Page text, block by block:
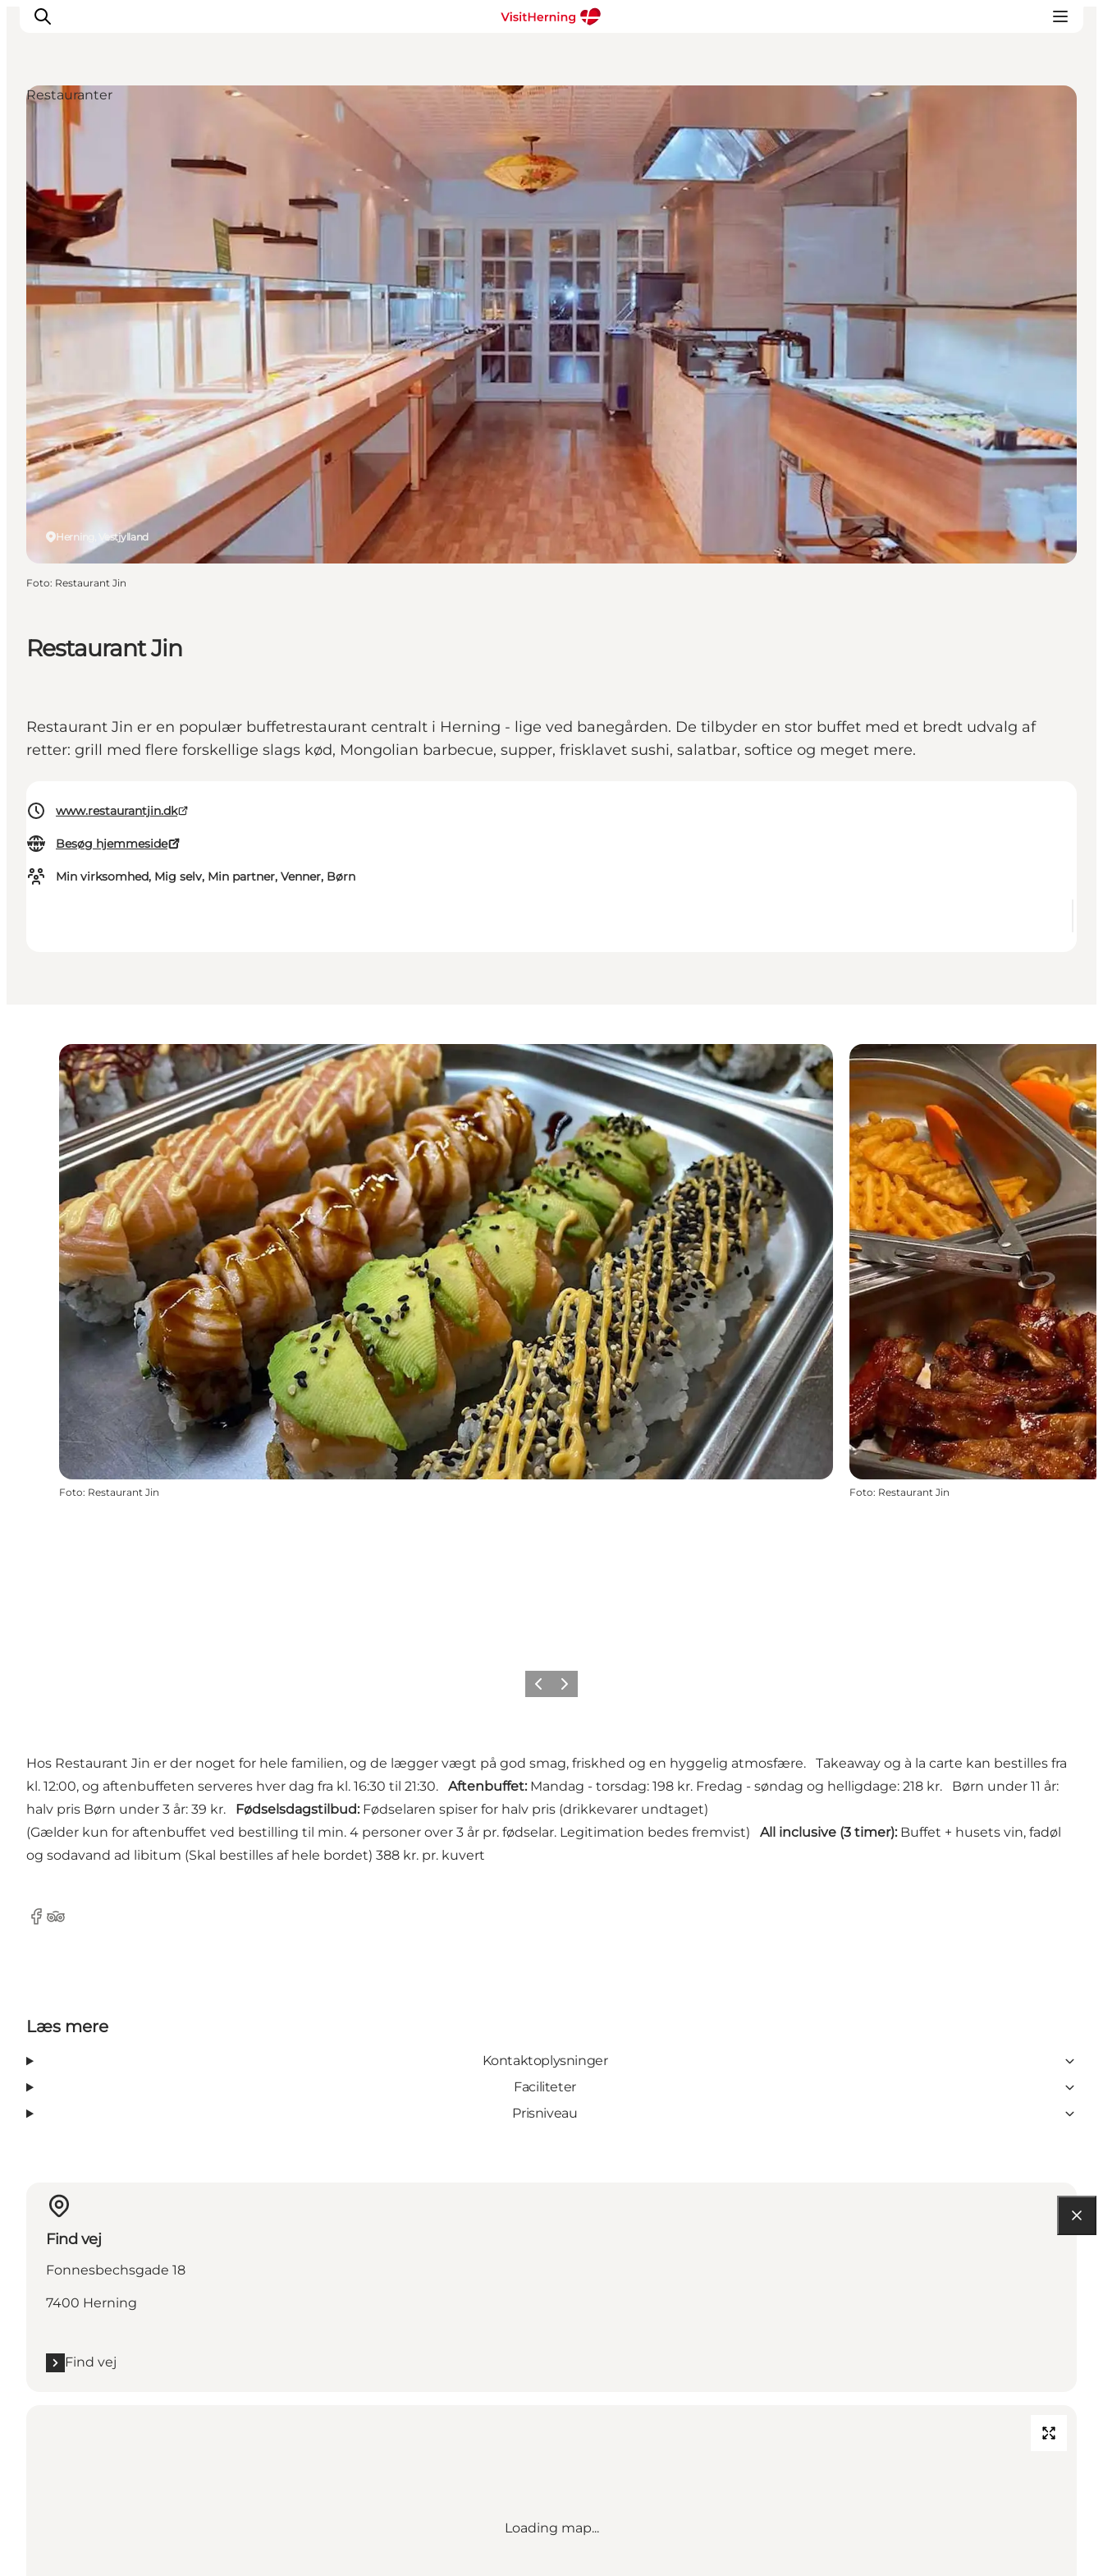
Det sker
Spis, drik og shop
Kunstlandet
Se og oplev
Find vej
Sov godt
Book overnatning
Restaurant Jin
Restaurant Jin er en populær buffetrestaurant centralt i Herning - lige ved banegården. De tilbyder en stor buffet med et bredt udvalg af
retter: grill med flere forskellige slags kød, Mongolian barbecue, supper, frisklavet sushi, salatbar, softice og meget mere.
www.restaurantjin.dk
Besøg hjemmeside
Min virksomhed, Mig selv, Min partner, Venner, Børn
Herning, Vestjylland
Restauranter
Foto: Restaurant Jin
Foto: Restaurant Jin Foto: Restaurant Jin
Forrige billede
Næste billede
Hos Restaurant Jin er der noget for hele familien, og de lægger vægt på god smag, friskhed og en hyggelig atmosfære. Takeaway og à la carte kan bestilles fra
kl. 12:00, og aftenbuffeten serveres hver dag fra kl. 16:30 til 21:30. Aftenbuffet: Mandag - torsdag: 198 kr. Fredag - søndag og helligdage: 218 kr. Børn under 11 år:
halv pris Børn under 3 år: 39 kr.
Fødselsdagstilbud: Fødselaren spiser for halv pris (drikkevarer undtaget)
(Gælder kun for aftenbuffet ved bestilling til min. 4 personer over 3 år pr. fødselar. Legitimation bedes fremvist) All inclusive (3 timer): Buffet + husets vin, fadøl
og sodavand ad libitum (Skal bestilles af hele bordet) 388 kr. pr. kuvert
Facebook
Tripadvisor
Læs mere
Kontaktoplysninger
Faciliteter
Prisniveau
Find vej
Fonnesbechsgade 18
7400 Herning
Find vej
Loading map...